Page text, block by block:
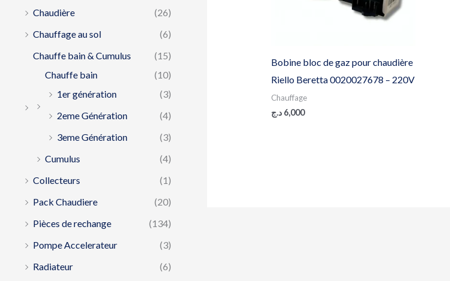
Chaudière
(26)
Chauffage au sol
(6)
Chauffe bain & Cumulus
(15)
Chauffe bain
(10)
1er génération
(3)
2eme Génération
(4)
3eme Génération
(3)
Cumulus
(4)
Collecteurs
(1)
Pack Chaudiere
(20)
Pièces de rechange
(134)
Pompe Accelerateur
(3)
Radiateur
(6)
Bobine bloc de gaz pour chaudière
Riello Beretta 0020027678 – 220V
Chauffage
6,000 د.ج